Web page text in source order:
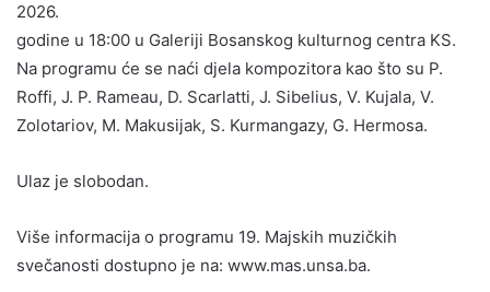
2026.
godine u 18:00 u Galeriji Bosanskog kulturnog centra KS.
Na programu će se naći djela kompozitora kao što su P.
Roffi, J. P. Rameau, D. Scarlatti, J. Sibelius, V. Kujala, V.
Zolotariov, M. Makusijak, S. Kurmangazy, G. Hermosa.
Ulaz je slobodan.
Više informacija o programu 19. Majskih muzičkih
svečanosti dostupno je na: www.mas.unsa.ba.